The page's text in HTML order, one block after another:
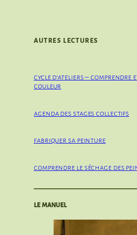
AUTRES LECTURES
cycle d’ateliers – comprendre
couleur
agenda des stages collectifs
fabriquer sa peinture
comprendre le séchage des
le manuel